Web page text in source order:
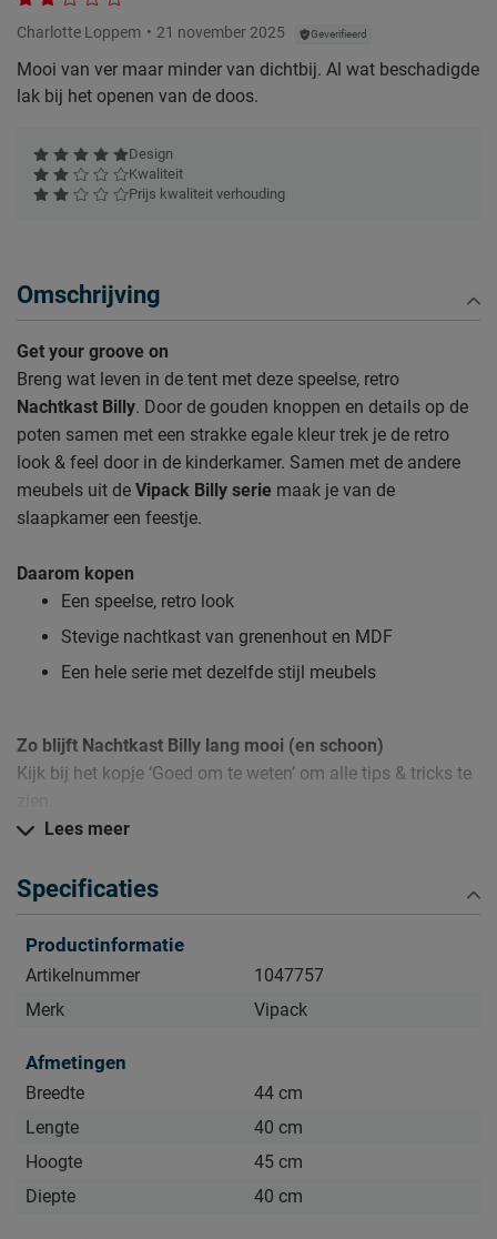
Charlotte Loppem 21 november 2025 Geverifieerd
Mooi van ver maar minder van dichtbij. Al wat beschadigde
lak bij het openen van de doos.
Design
Kwaliteit
Prijs kwaliteit verhouding
Omschrijving
Get your groove on
Breng wat leven in de tent met deze speelse, retro
Nachtkast Billy. Door de gouden knoppen en details op de
poten samen met een strakke egale kleur trek je de retro
look & feel door in de kinderkamer. Samen met de andere
meubels uit de Vipack Billy serie maak je van de
slaapkamer een feestje.
Daarom kopen
Een speelse, retro look
Stevige nachtkast van grenenhout en MDF
Een hele serie met dezelfde stijl meubels
Zo blijft Nachtkast Billy lang mooi (en schoon)
Kijk bij het kopje ‘Goed om te weten’ om alle tips & tricks te
Lees meer
Specificaties
Productinformatie
Artikelnummer
1047757
Merk
Vipack
Afmetingen
Breedte
44 cm
Lengte
40 cm
Hoogte
45 cm
Diepte
40 cm